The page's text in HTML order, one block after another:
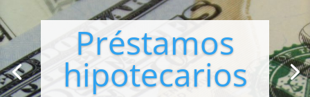
Préstamos
hipotecarios